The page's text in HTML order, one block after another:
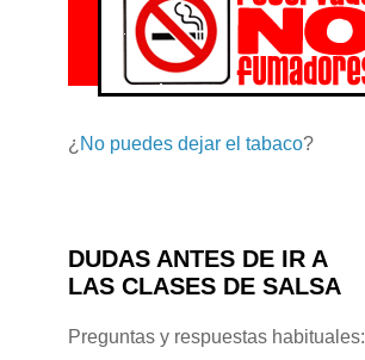
¿ No puedes dejar el tabaco?
DUDAS ANTES DE IR A
LAS CLASES DE SALSA
Preguntas y respuestas habituales: